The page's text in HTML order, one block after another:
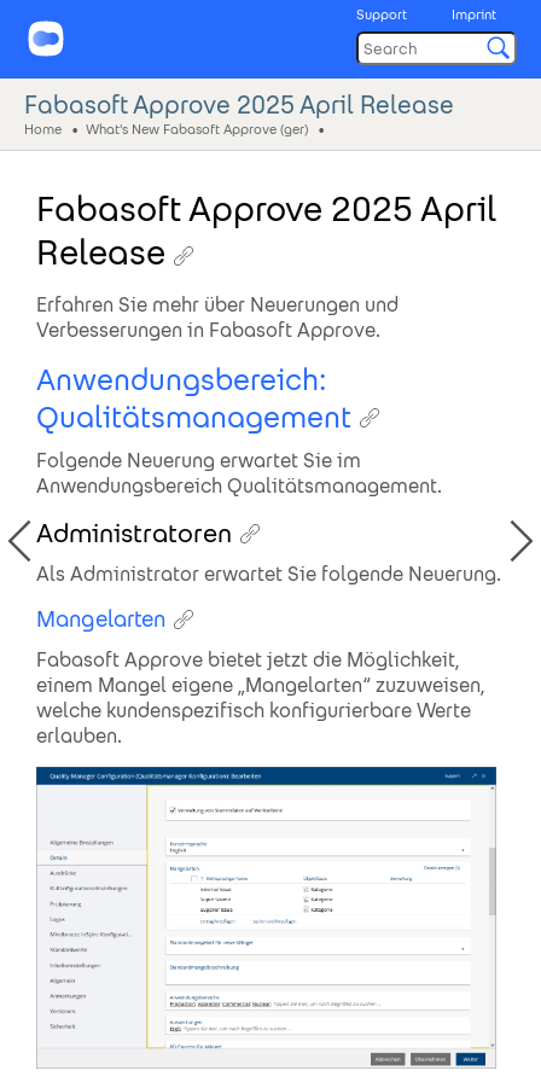
Support Imprint
Fabasoft Approve 2025 April Release
Home What's New Fabasoft Approve (ger)
Fabasoft Approve 2025 April
Release
Erfahren Sie mehr über Neuerungen und
Verbesserungen in Fabasoft Approve.
Anwendungsbereich:
Qualitätsmanagement
Folgende Neuerung erwartet Sie im
Anwendungsbereich Qualitätsmanagement.
Administratoren
Als Administrator erwartet Sie folgende Neuerung.
Mangelarten
Fabasoft Approve bietet jetzt die Möglichkeit,
einem Mangel eigene „Mangelarten“ zuzuweisen,
welche kundenspezifisch konfigurierbare Werte
erlauben.